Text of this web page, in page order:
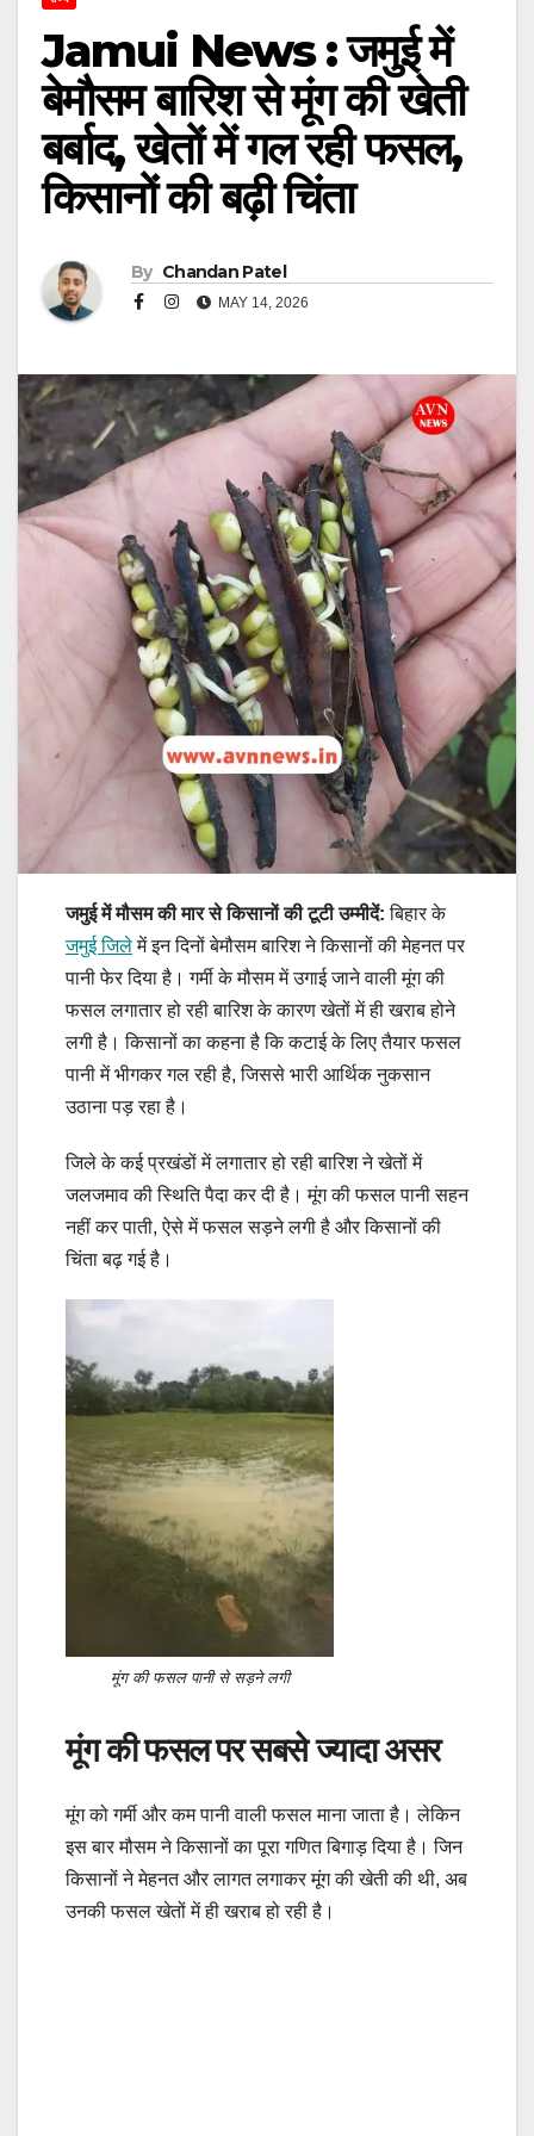
Jamui News : जमुई में
बेमौसम बारिश से मूंग की खेती
बर्बाद, खेतों में गल रही फसल,
किसानों की बढ़ी चिंता
By Chandan Patel
MAY 14, 2026
जमुई में मौसम की मार से किसानों की टूटी उम्मीदें: बिहार के
जमुई जिलेमें इन दिनों बेमौसम बारिश ने किसानों की मेहनत पर
पानी फेर दिया है। गर्मी के मौसम में उगाई जाने वाली मूंग की
फसल लगातार हो रही बारिश के कारण खेतों में ही खराब होने
लगी है। किसानों का कहना है कि कटाई के लिए तैयार फसल
पानी में भीगकर गल रही है, जिससे भारी आर्थिक नुकसान
उठाना पड़ रहा है।
जिले के कई प्रखंडों में लगातार हो रही बारिश ने खेतों में
जलजमाव की स्थिति पैदा कर दी है। मूंग की फसल पानी सहन
नहीं कर पाती, ऐसे में फसल सड़ने लगी है और किसानों की
चिंता बढ़ गई है।
मूंग की फसल पानी से सड़ने लगी
मूंग की फसल पर सबसे ज्यादा असर
मूंग को गर्मी और कम पानी वाली फसल माना जाता है। लेकिन
इस बार मौसम ने किसानों का पूरा गणित बिगाड़ दिया है। जिन
किसानों ने मेहनत और लागत लगाकर मूंग की खेती की थी, अब
उनकी फसल खेतों में ही खराब हो रही है।